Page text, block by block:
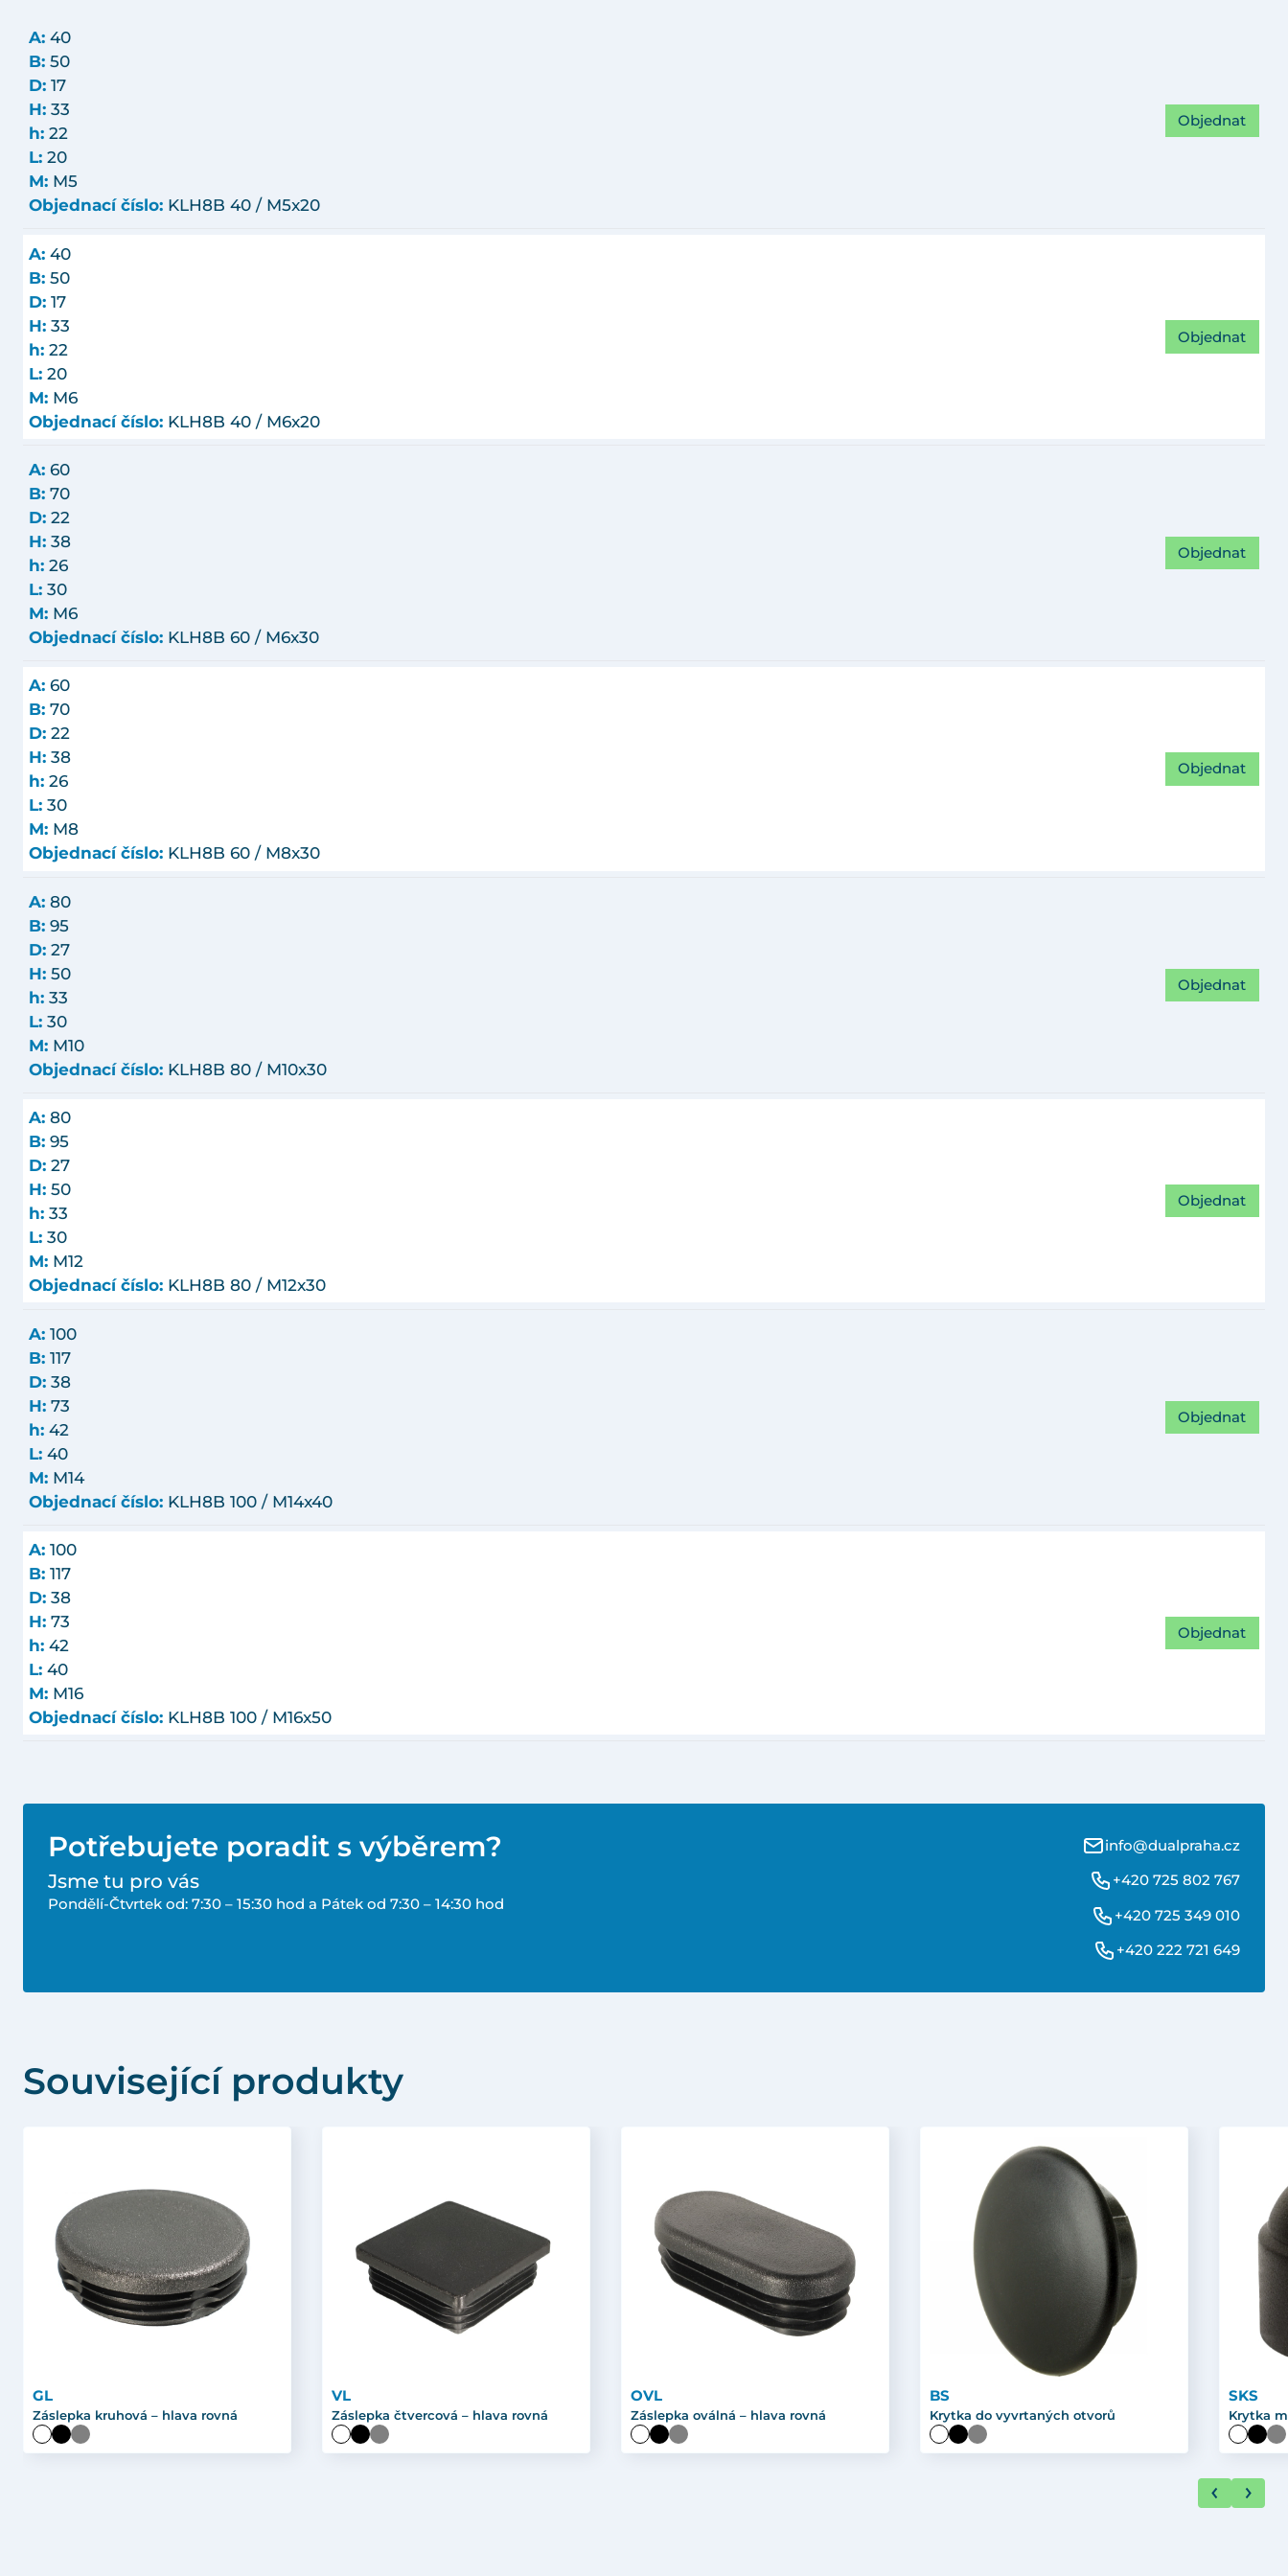
A: 40
B: 50
D: 17
H: 33
h: 22
L: 20
M: M5
Objednací číslo: KLH8B 40 / M5x20
Objednat
A: 40
B: 50
D: 17
H: 33
h: 22
L: 20
M: M6
Objednací číslo: KLH8B 40 / M6x20
Objednat
A: 60
B: 70
D: 22
H: 38
h: 26
L: 30
M: M6
Objednací číslo: KLH8B 60 / M6x30
Objednat
A: 60
B: 70
D: 22
H: 38
h: 26
L: 30
M: M8
Objednací číslo: KLH8B 60 / M8x30
Objednat
A: 80
B: 95
D: 27
H: 50
h: 33
L: 30
M: M10
Objednací číslo: KLH8B 80 / M10x30
Objednat
A: 80
B: 95
D: 27
H: 50
h: 33
L: 30
M: M12
Objednací číslo: KLH8B 80 / M12x30
Objednat
A: 100
B: 117
D: 38
H: 73
h: 42
L: 40
M: M14
Objednací číslo: KLH8B 100 / M14x40
Objednat
A: 100
B: 117
D: 38
H: 73
h: 42
L: 40
M: M16
Objednací číslo: KLH8B 100 / M16x50
Objednat
Potřebujete poradit s výběrem?
Jsme tu pro vás
Pondělí-Čtvrtek od: 7:30 – 15:30 hod a Pátek od 7:30 – 14:30 hod
info@dualpraha.cz
+420 725 802 767
+420 725 349 010
+420 222 721 649
Související produkty
GL
Záslepka kruhová – hlava rovná
VL
Záslepka čtvercová – hlava rovná
OVL
Záslepka oválná – hlava rovná
BS
Krytka do vyvrtaných otvorů
SKS
Krytka